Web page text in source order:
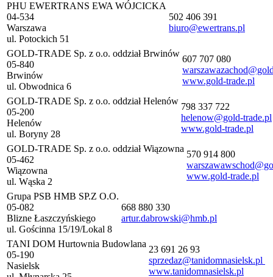
PHU EWERTRANS EWA WÓJCICKA
04-534
Warszawa
ul. Potockich 51
502 406 391
biuro@ewertrans.pl
GOLD-TRADE Sp. z o.o. oddział Brwinów
05-840
Brwinów
ul. Obwodnica 6
607 707 080
www.gold-trade.pl
GOLD-TRADE Sp. z o.o. oddział Helenów
05-200
Helenów
ul. Boryny 28
798 337 722
helenow@gold-trade.pl
www.gold-trade.pl
GOLD-TRADE Sp. z o.o. oddział Wiązowna
05-462
Wiązowna
ul. Wąska 2
570 914 800
www.gold-trade.pl
Grupa PSB HMB SP.Z O.O.
05-082
Blizne Łaszczyńskiego
ul. Gościnna 15/19/Lokal 8
668 880 330
artur.dabrowski@hmb.pl
TANI DOM Hurtownia Budowlana
05-190
Nasielsk
23 691 26 93
sprzedaz@tanidomnasielsk.pl
www.tanidomnasielsk.pl